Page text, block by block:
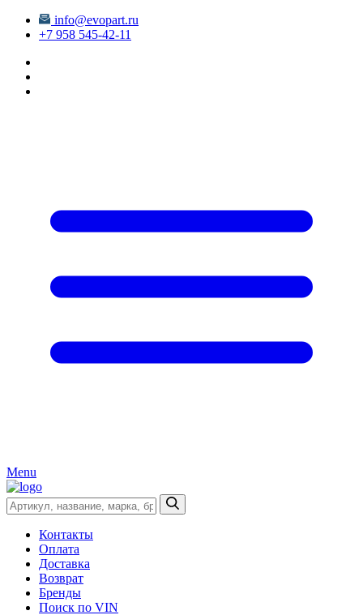
info@evopart.ru
+7 958 545-42-11
Menu
Контакты
Оплата
Доставка
Возврат
Бренды
Поиск по VIN